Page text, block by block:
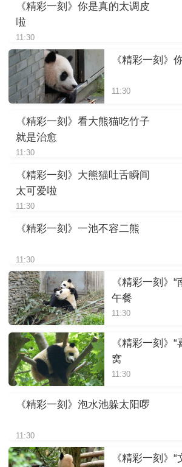
《精彩一刻》你是真的太调皮
啦
11:30
《精彩一刻》
11:30
《精彩一刻》看大熊猫吃竹子
就是治愈
11:30
《精彩一刻》大熊猫吐舌瞬间
太可爱啦
11:30
《精彩一刻》一池不容二熊
11:30
《精彩一刻》
午餐
11:30
《精彩一刻》
窝
11:30
《精彩一刻》泡水池躲太阳啰
11:30
《精彩一刻》